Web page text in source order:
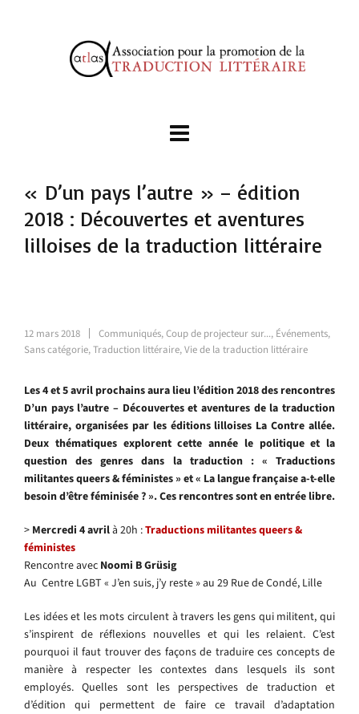
« D’un pays l’autre » – édition
2018 : Découvertes et aventures
lilloises de la traduction littéraire
12 mars 2018 Communiqués,Coup de projecteur sur..., Événements,
Sans catégorie,Traduction littéraire,Vie de la traduction littéraire
Les 4 et 5 avril prochains aura lieu l’édition 2018 des rencontres
D’un pays l’autre – Découvertes et aventures de la traduction
littéraire, organisées par les éditions lilloises La Contre allée.
Deux thématiques explorent cette année le politique et la
question des genres dans la traduction : « Traductions
militantes queers & féministes » et « La langue française a-t-elle
besoin d’être féminisée ? ». Ces rencontres sont en entrée libre.
> Mercredi 4 avrilà 20h :Traductions militantes queers &
féministes
Rencontre avec Noomi B Grüsig
Au Centre LGBT « J’en suis, j’y reste » au 29 Rue de Condé, Lille
Les idées et les mots circulent à travers les gens qui militent, qui
s’inspirent de réflexions nouvelles et qui les relaient. C’est
pourquoi il faut trouver des façons de traduire ces concepts de
manière à respecter les contextes dans lesquels ils sont
employés. Quelles sont les perspectives de traduction et
d’édition qui permettent de faire ce travail d’adaptation